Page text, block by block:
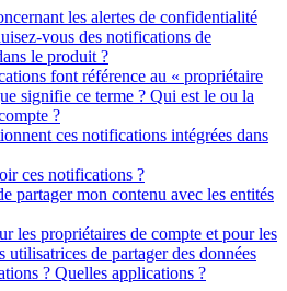
les alertes de confidentialité
vous des notifications de
le produit ?
font référence au « propriétaire
signifie ce terme ? Qui est le ou la
?
ces notifications intégrées dans
ces notifications ?
partager mon contenu avec les entités
les propriétaires de compte et pour les
utilisatrices de partager des données
? Quelles applications ?